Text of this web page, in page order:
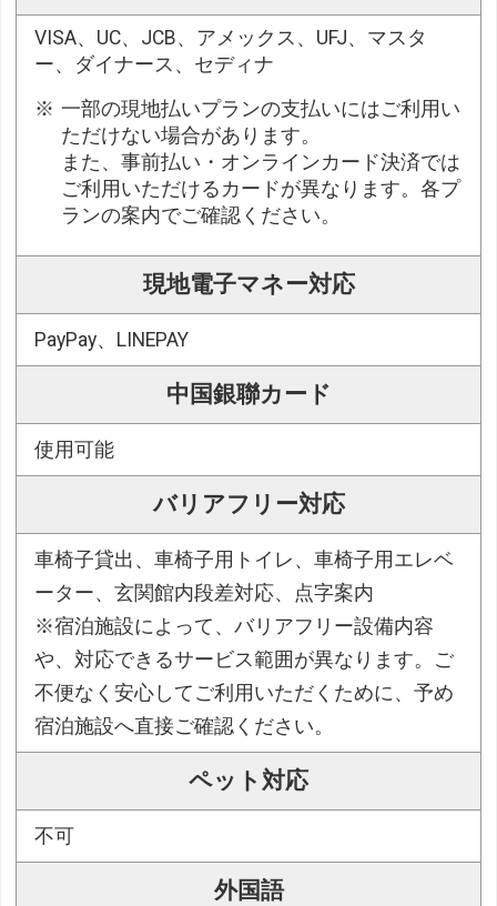
VISA、UC、JCB、アメックス、UFJ、マスタ
ー、ダイナース、セディナ
一部の現地払いプランの支払いにはご利用い
ただけない場合があります。
また、事前払い・オンラインカード決済では
ご利用いただけるカードが異なります。各プ
ランの案内でご確認ください。
現地電子マネー対応
PayPay、LINEPAY
中国銀聯カード
使用可能
バリアフリー対応
車椅子貸出、車椅子用トイレ、車椅子用エレベ
ーター、玄関館内段差対応、点字案内
※宿泊施設によって、バリアフリー設備内容
や、対応できるサービス範囲が異なります。ご
不便なく安心してご利用いただくために、予め
宿泊施設へ直接ご確認ください。
ペット対応
不可
外国語